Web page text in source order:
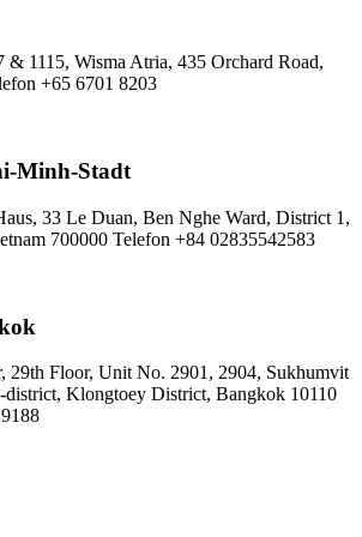
& 1115, Wisma Atria, 435 Orchard Road,
+65 6701 8203
Minh-Stadt
33 Le Duan, Ben Nghe Ward, District 1,
700000 Telefon +84 02835542583
29th Floor, Unit No. 2901, 2904, Sukhumvit
Klongtoey District, Bangkok 10110